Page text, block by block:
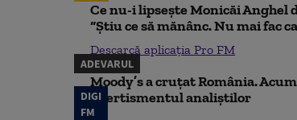
Ce nu-i lipsește Monicăi Anghel
“Știu ce să mănânc. Nu mai fac
Descarcă aplicația Pro FM
ADEVARUL
Moody’s a cruțat România.
Avertismentul analiștilor
DIGI
FM